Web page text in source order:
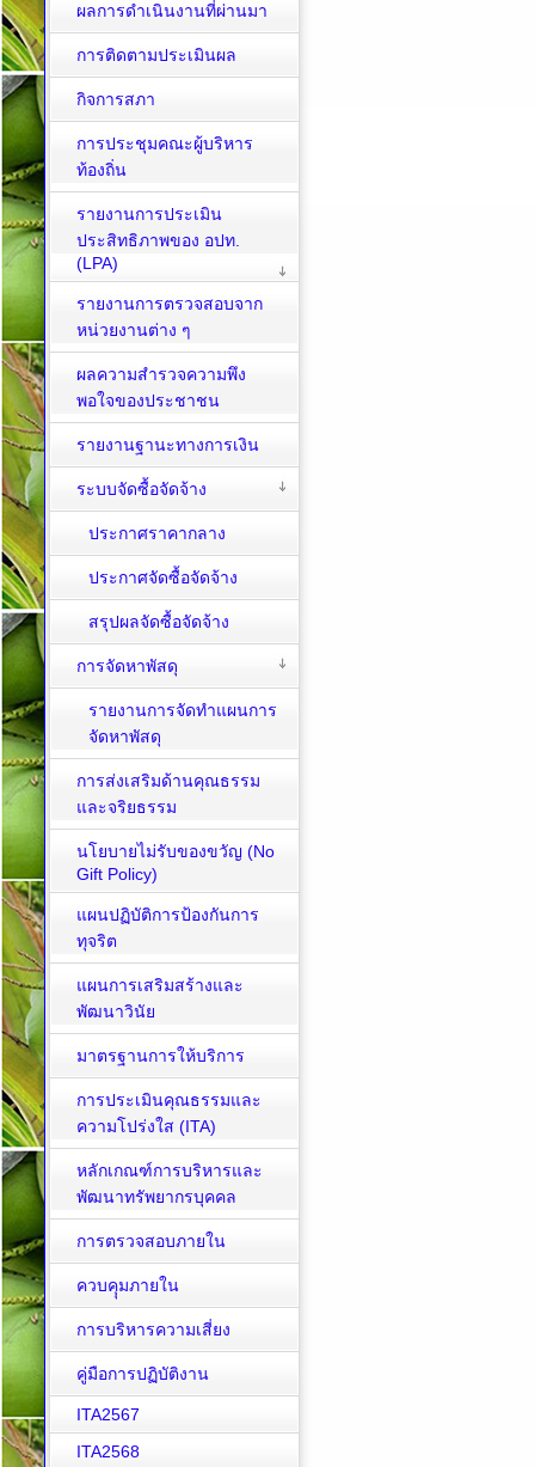
ผลการดำเนินงานที่ผ่านมา
การติดตามประเมินผล
กิจการสภา
การประชุมคณะผู้บริหาร
ท้องถิ่น
รายงานการประเมิน
ประสิทธิภาพของ อปท.
(LPA)
รายงานการตรวจสอบจาก
หน่วยงานต่าง ๆ
ผลความสำรวจความพึง
พอใจของประชาชน
รายงานฐานะทางการเงิน
ระบบจัดซื้อจัดจ้าง
ประกาศราคากลาง
ประกาศจัดซื้อจัดจ้าง
สรุปผลจัดซื้อจัดจ้าง
การจัดหาพัสดุ
รายงานการจัดทำแผนการ
จัดหาพัสดุ
การส่งเสริมด้านคุณธรรม
และจริยธรรม
นโยบายไม่รับของขวัญ (No
Gift Policy)
แผนปฏิบัติการป้องกันการ
ทุจริต
แผนการเสริมสร้างและ
พัฒนาวินัย
มาตรฐานการให้บริการ
การประเมินคุณธรรมและ
ความโปร่งใส (ITA)
หลักเกณฑ์การบริหารและ
พัฒนาทรัพยากรบุคคล
การตรวจสอบภายใน
ควบคุุมภายใน
การบริหารความเสี่ยง
คู่มือการปฏิบัติงาน
ITA2567
ITA2568